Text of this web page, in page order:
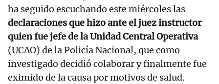
ha seguido escuchando este miércoles las
declaraciones que hizo ante el juez instructor
quien fue jefe de la Unidad Central Operativa
(UCAO) de la Policía Nacional, que como
investigado decidió colaborar y finalmente fue
eximido de la causa por motivos de salud.